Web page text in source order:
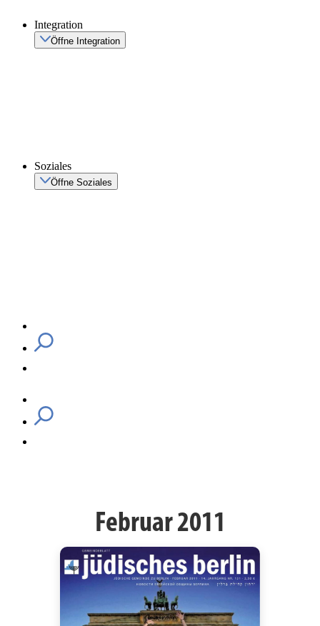
Integration
Öffne Integration
Soziales
Öffne Soziales
Februar 2011